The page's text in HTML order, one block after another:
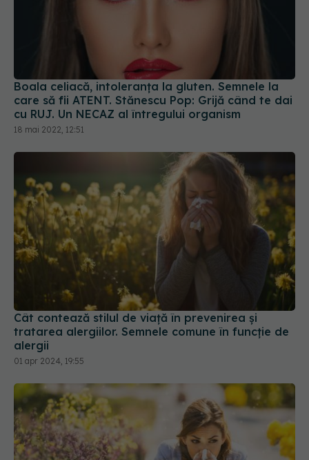
Boala celiacă, intoleranța la gluten. Semnele la
care să fii ATENT. Stănescu Pop: Grijă când te dai
cu RUJ. Un NECAZ al întregului organism
18 mai 2022, 12:51
Cât contează stilul de viață în prevenirea și
tratarea alergiilor. Semnele comune în funcție de
alergii
01 apr 2024, 19:55